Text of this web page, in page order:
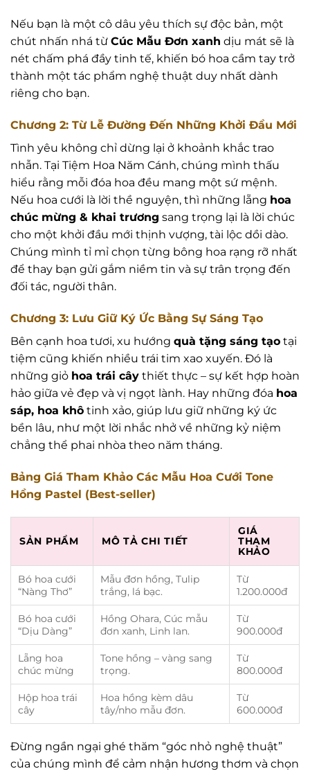
Nếu bạn là một cô dâu yêu thích sự độc bản, một
chút nhấn nhá từ Cúc Mẫu Đơn xanh dịu mát sẽ là
nét chấm phá đầy tinh tế, khiến bó hoa cầm tay trở
thành một tác phẩm nghệ thuật duy nhất dành
riêng cho bạn.
Chương 2: Từ Lễ Đường Đến Những Khởi Đầu Mới
Tình yêu không chỉ dừng lại ở khoảnh khắc trao
nhẫn. Tại Tiệm Hoa Năm Cánh, chúng mình thấu
hiểu rằng mỗi đóa hoa đều mang một sứ mệnh.
Nếu hoa cưới là lời thề nguyện, thì những lẵng hoa
chúc mừng & khai trương sang trọng lại là lời chúc
cho một khởi đầu mới thịnh vượng, tài lộc dồi dào.
Chúng mình tỉ mỉ chọn từng bông hoa rạng rỡ nhất
để thay bạn gửi gắm niềm tin và sự trân trọng đến
đối tác, người thân.
Chương 3: Lưu Giữ Ký Ức Bằng Sự Sáng Tạo
Bên cạnh hoa tươi, xu hướng quà tặng sáng tạo tại
tiệm cũng khiến nhiều trái tim xao xuyến. Đó là
những giỏ hoa trái cây thiết thực – sự kết hợp hoàn
hảo giữa vẻ đẹp và vị ngọt lành. Hay những đóa hoa
sáp, hoa khô tinh xảo, giúp lưu giữ những ký ức
bền lâu, như một lời nhắc nhở về những kỷ niệm
chẳng thể phai nhòa theo năm tháng.
Bảng Giá Tham Khảo Các Mẫu Hoa Cưới Tone
Hồng Pastel (Best-seller)
SẢN PHẨM MÔ TẢ CHI TIẾT
GIÁ
THAM
KHẢO
Bó hoa cưới
“Nàng Thơ”
Mẫu đơn hồng, Tulip
trắng, lá bạc.
Từ
1.200.000đ
Bó hoa cưới
“Dịu Dàng”
Hồng Ohara, Cúc mẫu
đơn xanh, Linh lan.
Từ
900.000đ
Lẵng hoa
chúc mừng
Tone hồng – vàng sang
trọng.
Từ
800.000đ
Hộp hoa trái
cây
Hoa hồng kèm dâu
tây/nho mẫu đơn.
Từ
600.000đ
Đừng ngần ngại ghé thăm “góc nhỏ nghệ thuật”
của chúng mình để cảm nhận hương thơm và chọn